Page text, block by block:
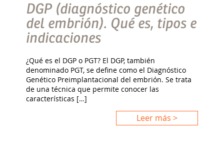
DGP (diagnóstico genético
del embrión). Qué es, tipos e
indicaciones
¿Qué es el DGP o PGT? El DGP, también
denominado PGT, se define como el Diagnóstico
Genético Preimplantacional del embrión. Se trata
de una técnica que permite conocer las
características […]
Leer más >